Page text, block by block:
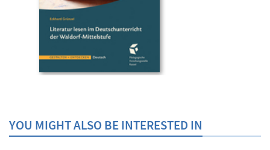
YOU MIGHT ALSO BE INTERESTED IN